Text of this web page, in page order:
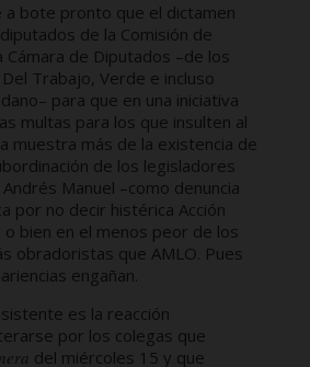
a bote pronto que el dictamen
de la Comisión de
Cámara de Diputados –de los
Trabajo, Verde e incluso
para que en una iniciativa
multas para los que insulten al
muestra más de la existencia de
de los legisladores
Manuel –como denuncia
por no decir histérica Acción
o bien en el menos peor de los
obradoristas que AMLO. Pues
engañan.
es la reacción
por los colegas que
del miércoles 15 y que